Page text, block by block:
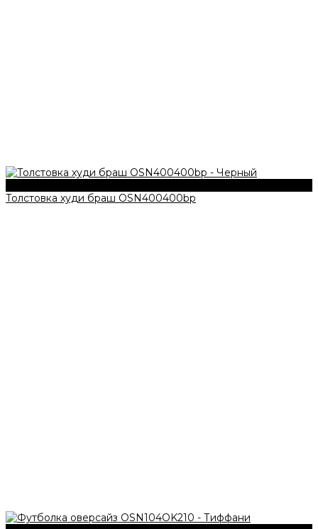
Толстовка худи браш OSN400400bp